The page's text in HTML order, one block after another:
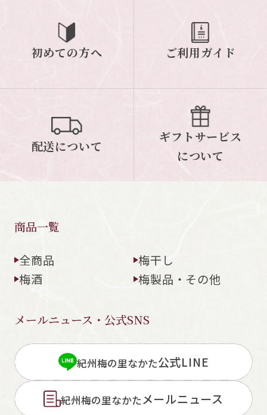
初めての方へ ご利用ガイド
配送について
ギフトサービス
について
商品一覧
全商品
梅干し
梅酒
梅製品・その他
メールニュース・公式SNS
紀州梅の里なかた公式LINE
紀州梅の里なかたメールニュース